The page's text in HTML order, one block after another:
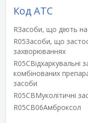
Код АТС
RЗасоби, що діють на
R05Засоби, що
захворюваннях
R05CВідхаркувальні
комбінованих
засоби
R05CBМуколітичні
R05CB06Амброксол